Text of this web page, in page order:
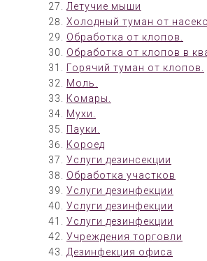
Летучие мыши
Холодный туман от
Обработка от клопов.
Обработка от клопов в
Горячий туман от клопов.
Моль.
Комары.
Мухи.
Пауки.
Короед
Услуги дезинсекции
Обработка участков
Услуги дезинфекции
Услуги дезинфекции
Услуги дезинфекции
Учреждения торговли
Дезинфекция офиса